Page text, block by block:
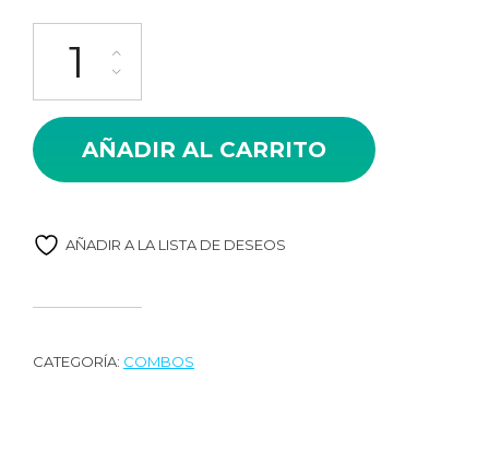
AÑADIR AL CARRITO
AÑADIR A LA LISTA DE DESEOS
CATEGORÍA: COMBOS